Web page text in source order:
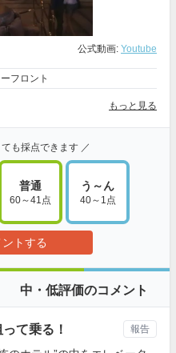
公式動画: Youtube
フロント
もっと見る
も採点できます ／
普通
60～41点
う～ん
40～1点
トする
中・低評価のコメント
て乗る！ 報告